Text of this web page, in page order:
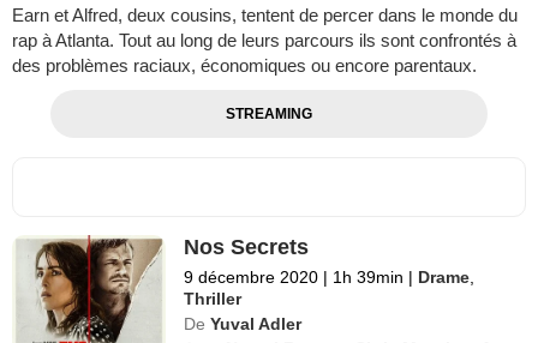
Earn et Alfred, deux cousins, tentent de percer dans le monde du
rap à Atlanta. Tout au long de leurs parcours ils sont confrontés à
des problèmes raciaux, économiques ou encore parentaux.
STREAMING
Nos Secrets
9 décembre 2020 | 1h 39min | Drame
Thriller
De Yuval Adler